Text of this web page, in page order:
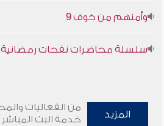
وأمنهم من خوف 9
سلسلة محاضرات نفحات رمضانية
المزيد
من الفعاليات
خدمة البث المباشر